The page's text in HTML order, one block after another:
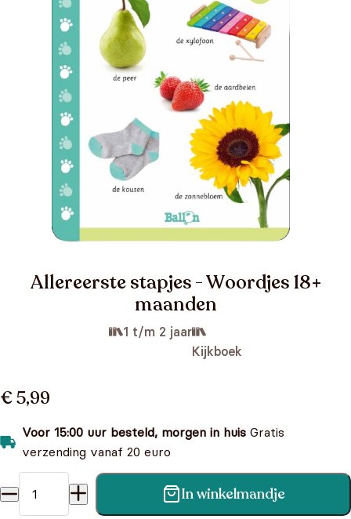
Allereerste stapjes - Woordjes 18+
maanden
1 t/m 2 jaar
Kijkboek
€ 5,99
Voor 15:00 uur besteld, morgen in huis Gratis
verzending vanaf 20 euro
Allereerste stapjes - Woordjes 18+ maanden aantal
In winkelmandje
Aanmelden
We gebruiken je gegevens om contact op te nemen, in
overeenstemming met ons
privacybeleid.